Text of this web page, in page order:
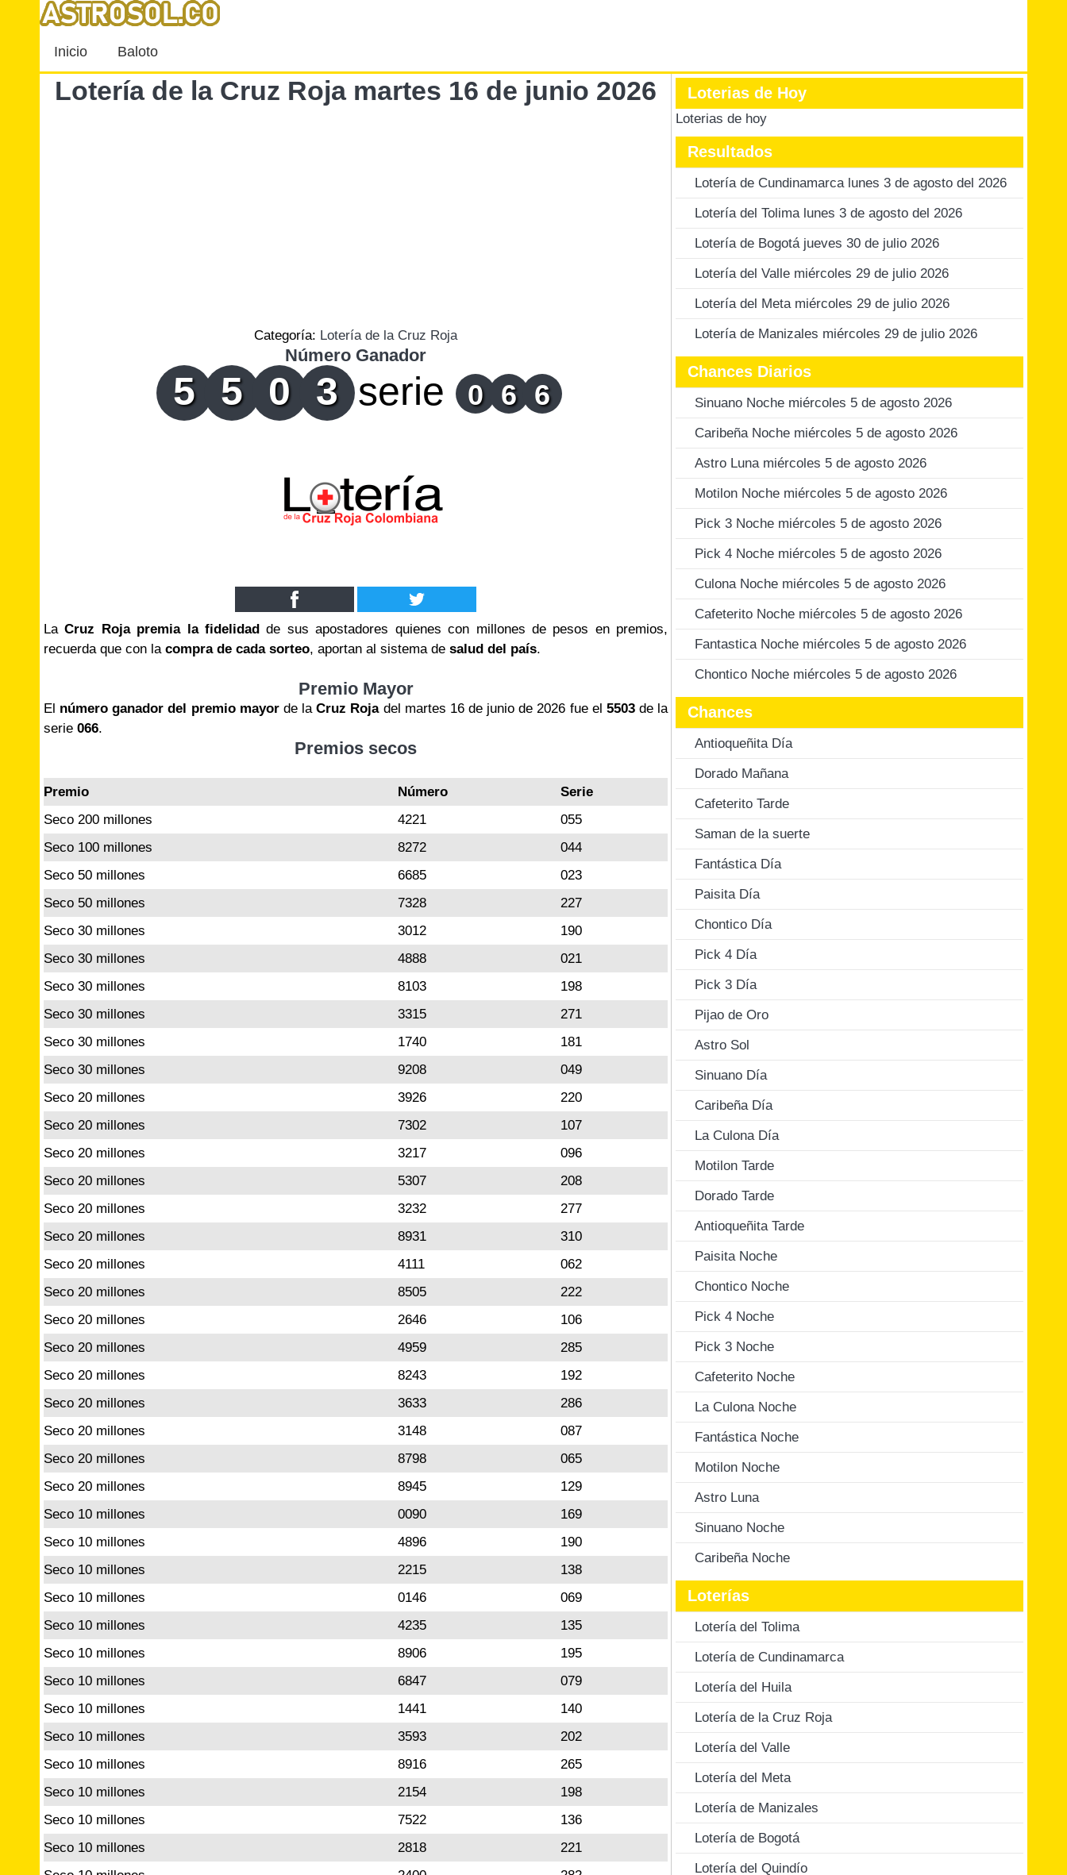
Inicio Baloto
Lotería de la Cruz Roja martes 16 de junio 2026
Categoría: Lotería de la Cruz Roja
Número Ganador
5 5 0 3 serie 0 6 6
LaCruz Roja premia la fidelidad de sus apostadores quienes con millones de pesos en premios,
recuerda que con la compra de cada sorteo, aportan al sistema de salud del país.
Premio Mayor
El número ganador del premio mayorde laCruz Rojadel martes 16 de junio de 2026 fue el 5503de la
serie 066.
Premios secos
Premio Número
Serie
Seco 200 millones
4221
055
Seco 100 millones
8272
044
Seco 50 millones
6685
023
Seco 50 millones
7328
227
Seco 30 millones
3012
190
Seco 30 millones
4888
021
Seco 30 millones
8103
198
Seco 30 millones
3315
271
Seco 30 millones
1740
181
Seco 30 millones
9208
049
Seco 20 millones
3926
220
Seco 20 millones
7302
107
Seco 20 millones
3217
096
Seco 20 millones
5307
208
Seco 20 millones
3232
277
Seco 20 millones
8931
310
Seco 20 millones
4111
062
Seco 20 millones
8505
222
Seco 20 millones
2646
106
Seco 20 millones
4959
285
Seco 20 millones
8243
192
Seco 20 millones
3633
286
Seco 20 millones
3148
087
Seco 20 millones
8798
065
Seco 20 millones
8945
129
Seco 10 millones
0090
169
Seco 10 millones
4896
190
Seco 10 millones
2215
138
Seco 10 millones
0146
069
Seco 10 millones
4235
135
Seco 10 millones
8906
195
Seco 10 millones
6847
079
Seco 10 millones
1441
140
Seco 10 millones
3593
202
Seco 10 millones
8916
265
Seco 10 millones
2154
198
Seco 10 millones
7522
136
Seco 10 millones
2818
221
Loterias de Hoy
Loterias de hoy
Resultados
Lotería de Cundinamarca lunes 3 de agosto del 2026
Lotería del Tolima lunes 3 de agosto del 2026
Lotería de Bogotá jueves 30 de julio 2026
Lotería del Valle miércoles 29 de julio 2026
Lotería del Meta miércoles 29 de julio 2026
Lotería de Manizales miércoles 29 de julio 2026
Chances Diarios
Sinuano Noche miércoles 5 de agosto 2026
Caribeña Noche miércoles 5 de agosto 2026
Astro Luna miércoles 5 de agosto 2026
Motilon Noche miércoles 5 de agosto 2026
Pick 3 Noche miércoles 5 de agosto 2026
Pick 4 Noche miércoles 5 de agosto 2026
Culona Noche miércoles 5 de agosto 2026
Cafeterito Noche miércoles 5 de agosto 2026
Fantastica Noche miércoles 5 de agosto 2026
Chontico Noche miércoles 5 de agosto 2026
Chances
Antioqueñita Día
Dorado Mañana
Cafeterito Tarde
Saman de la suerte
Fantástica Día
Paisita Día
Chontico Día
Pick 4 Día
Pick 3 Día
Pijao de Oro
Astro Sol
Sinuano Día
Caribeña Día
La Culona Día
Motilon Tarde
Dorado Tarde
Antioqueñita Tarde
Paisita Noche
Chontico Noche
Pick 4 Noche
Pick 3 Noche
Cafeterito Noche
La Culona Noche
Fantástica Noche
Motilon Noche
Astro Luna
Sinuano Noche
Caribeña Noche
Loterías
Lotería del Tolima
Lotería de Cundinamarca
Lotería del Huila
Lotería de la Cruz Roja
Lotería del Valle
Lotería del Meta
Lotería de Manizales
Lotería de Bogotá
Lotería del Quindío